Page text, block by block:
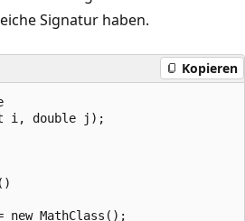
Signatur haben.
Kopieren
i, double j);
new MathClass();